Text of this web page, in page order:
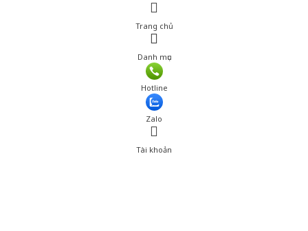
Trang chủ
Danh mục
Hotline
Zalo
Tài khoản